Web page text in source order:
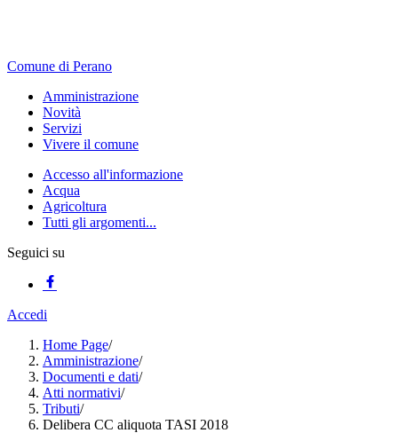
Comune di Perano
Amministrazione
Novità
Servizi
Vivere il comune
Accesso all'informazione
Acqua
Agricoltura
Tutti gli argomenti...
Seguici su
Accedi
Home Page/
Amministrazione/
Documenti e dati/
Atti normativi/
Tributi/
Delibera CC aliquota TASI 2018